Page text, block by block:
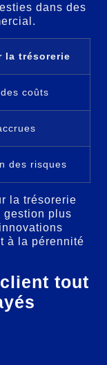
dans des
la trésorerie
coûts
des risques
la trésorerie
gestion plus
à la pérennité
tout